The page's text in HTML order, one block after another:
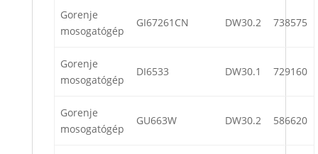
Gorenje
mosogatógép
GI67261CN DW30.2 738575
Gorenje
mosogatógép
DI6533 DW30.1 729160
Gorenje
mosogatógép
GU663W DW30.2 586620